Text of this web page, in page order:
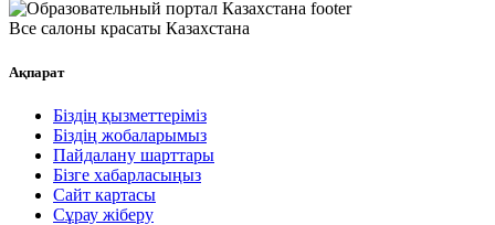
Все салоны красаты Казахстана
Ақпарат
Біздің қызметтеріміз
Біздің жобаларымыз
Пайдалану шарттары
Бізге хабарласыңыз
Сайт картасы
Сұрау жіберу